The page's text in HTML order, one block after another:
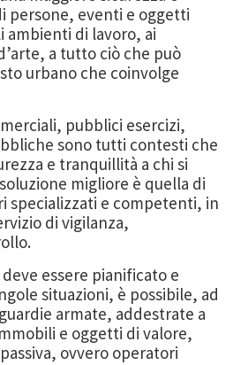
persone, eventi e oggetti
ambienti di lavoro, ai
a tutto ciò che può
urbano che coinvolge
pubblici esercizi,
sono tutti contesti che
e tranquillità a chi si
migliore è quella di
specializzati e competenti, in
di vigilanza,
essere pianificato e
situazioni, è possibile, ad
armate, addestrate a
e oggetti di valore,
ovvero operatori